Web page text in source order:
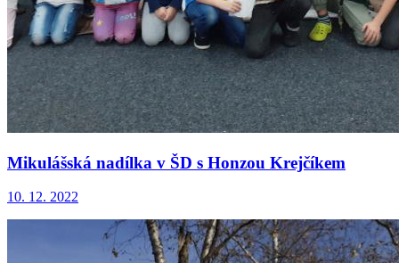
Mikulášská nadílka v ŠD s Honzou Krejčíkem
10. 12. 2022